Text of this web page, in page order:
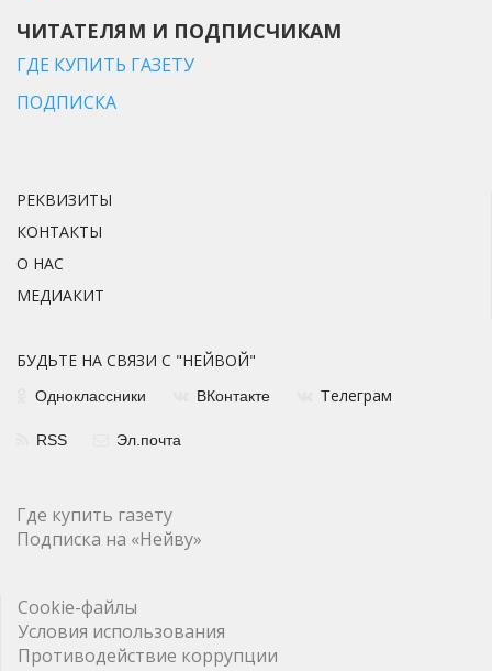
ЧИТАТЕЛЯМ И ПОДПИСЧИКАМ
ГДЕ КУПИТЬ ГАЗЕТУ
ПОДПИСКА
РЕКВИЗИТЫ
КОНТАКТЫ
О НАС
МЕДИАКИТ
БУДЬТЕ НА СВЯЗИ С "НЕЙВОЙ"
Одноклассники ВКонтакте Телеграм
RSS Эл.почта
Где купить газету
Подписка на «Нейву»
Cookie-файлы
Условия использования
Противодействие коррупции